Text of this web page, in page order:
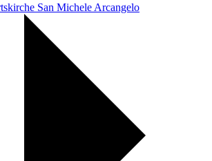
San Michele Arcangelo